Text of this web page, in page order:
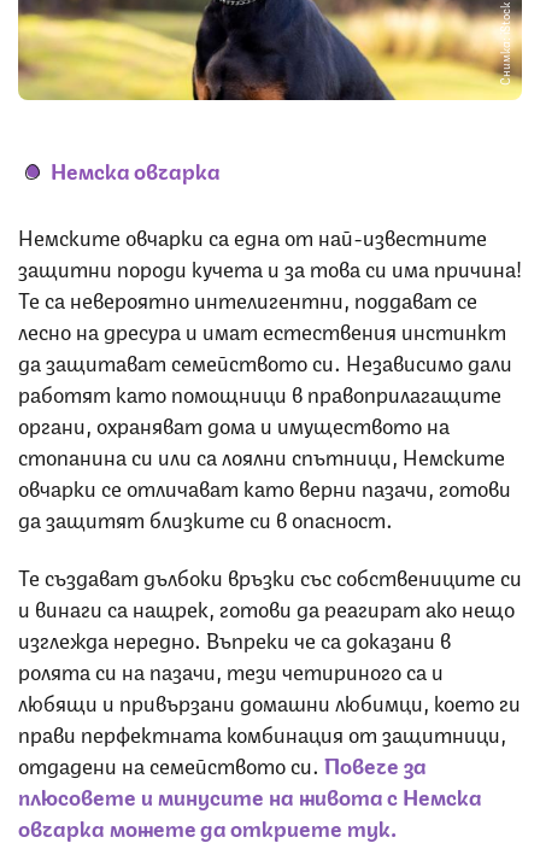
Снимка: iStock
Немска овчарка
Немските овчарки са една от най-известните
защитни породи кучета и за това си има причина!
Те са невероятно интелигентни, поддават се
лесно на дресура и имат естествения инстинкт
да защитават семейството си. Независимо дали
работят като помощници в правоприлагащите
органи, охраняват дома и имуществото на
стопанина си или са лоялни спътници, Немските
овчарки се отличават като верни пазачи, готови
да защитят близките си в опасност.
Те създават дълбоки връзки със собствениците си
и винаги са нащрек, готови да реагират ако нещо
изглежда нередно. Въпреки че са доказани в
ролята си на пазачи, тези четириного са и
любящи и привързани домашни любимци, което ги
прави перфектната комбинация от защитници,
отдадени на семейството си. Повече за
плюсовете и минусите на живота с Немска
овчарка можете да откриете тук.